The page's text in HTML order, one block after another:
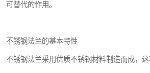
可替代的作用。
不锈钢法兰的基本特性
不锈钢法兰采用优质不锈钢材料制造而成，